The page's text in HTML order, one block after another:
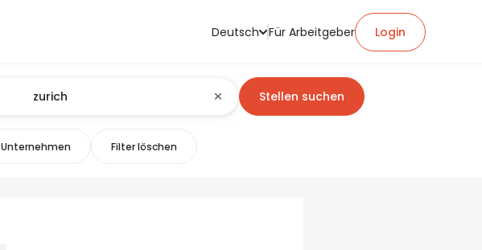
Deutsch Für Arbeitgeber Login
Stellen suchen
Unternehmen Filter löschen